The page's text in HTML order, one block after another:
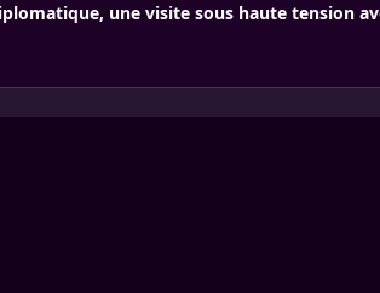
une visite sous haute tension